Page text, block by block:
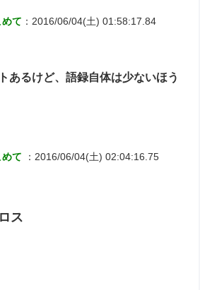
て ：2016/06/04(土) 01:58:17.84
あるけど、語録自体は少ないほう
て
：2016/06/04(土) 02:04:16.75
ス